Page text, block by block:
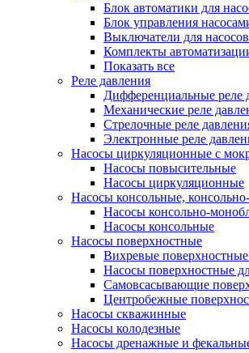
Блок автоматики для
Блок управления
Выключатели для насосов
Комплекты
Показать все
Реле давления
Дифференциальные реле
Механические реле
Стрелочные реле
Электронные реле
Насосы циркуляционные с
Насосы повысительные
Насосы циркуляционные
Насосы консольные,
Насосы консольно-
Насосы консольные
Насосы поверхностные
Вихревые
Насосы поверхностные
Самовсасывающие
Центробежные
Насосы скважинные
Насосы колодезные
Насосы дренажные и